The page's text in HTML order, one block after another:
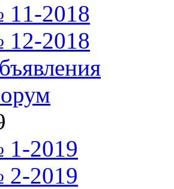
2018
2018
2019
2019